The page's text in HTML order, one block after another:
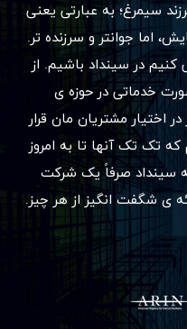
سیمرغ؛ به عبارتی یعنی
اما جوانتر و سرزنده تر.
در سینداد باشیم. از
صورت خدماتی در حوزه ی
اختیار مشتریان مان قرار
که تک تک آنها تا به امروز
که سینداد صرفاً یک شرکت
ی شگفت انگیز از هر چیز.